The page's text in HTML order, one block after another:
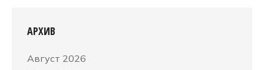
АРХИВ
Август 2026